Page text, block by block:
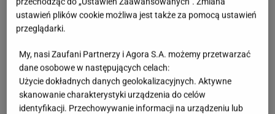
Przekonaj się sama:
ustawień plików cookie możliwa jest także za pomocą ustawień
przeglądarki.
My, nasi Zaufani Partnerzy i Agora S.A. możemy przetwarzać
dane osobowe w następujących celach:
Użycie dokładnych danych geolokalizacyjnych. Aktywne
skanowanie charakterystyki urządzenia do celów
identyfikacji. Przechowywanie informacji na urządzeniu lub